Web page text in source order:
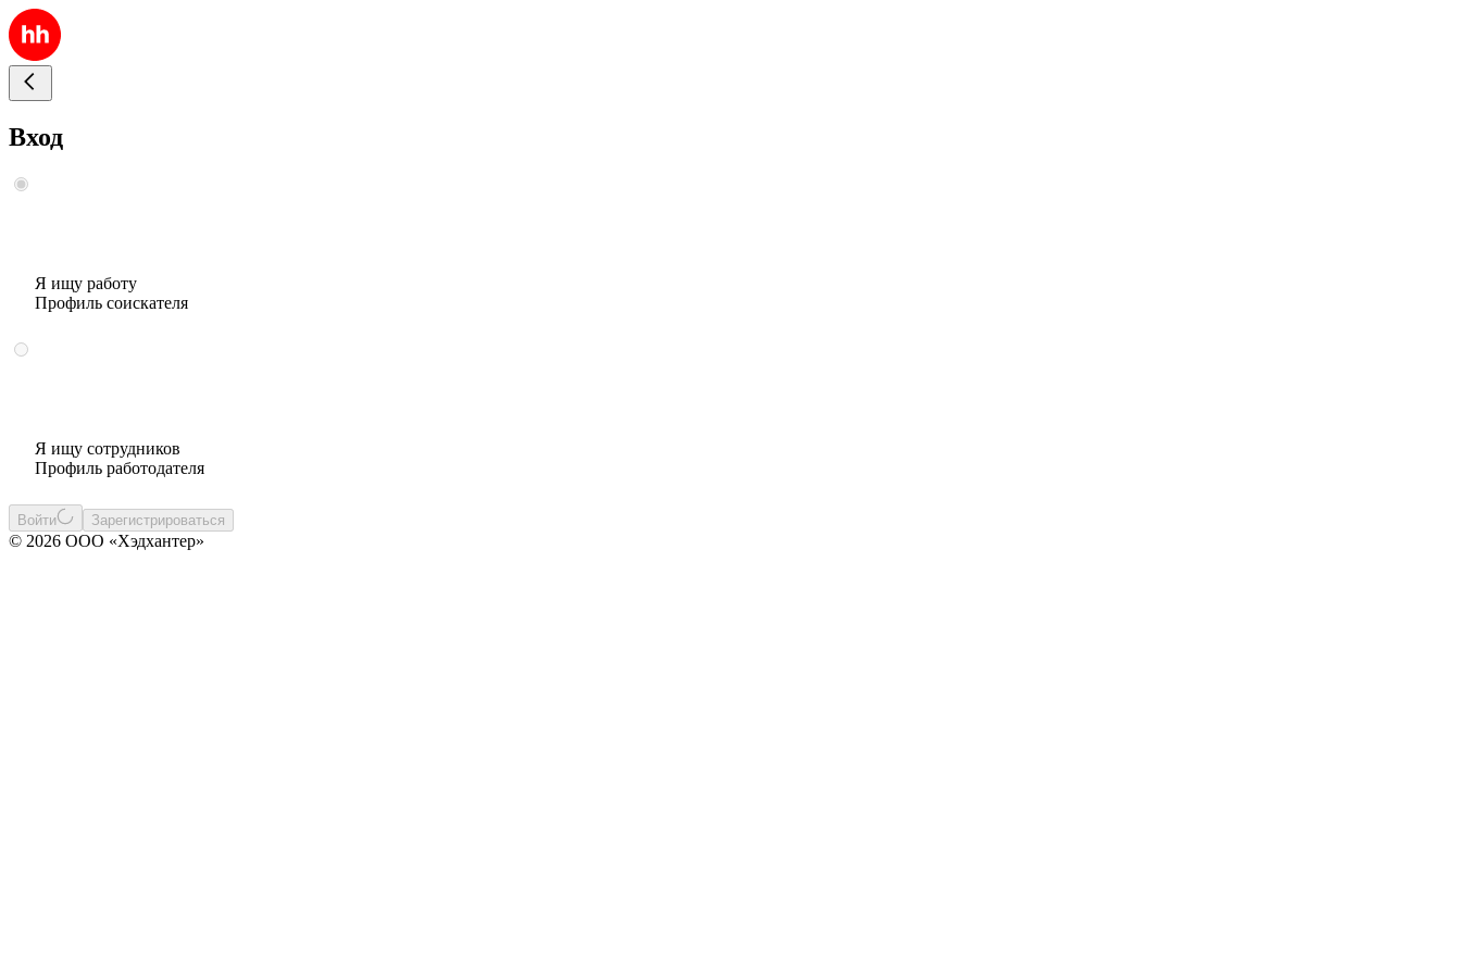
Вход
Я ищу работу
Профиль соискателя
Я ищу сотрудников
Профиль работодателя
Войти Зарегистрироваться
© 2026 ООО «Хэдхантер»